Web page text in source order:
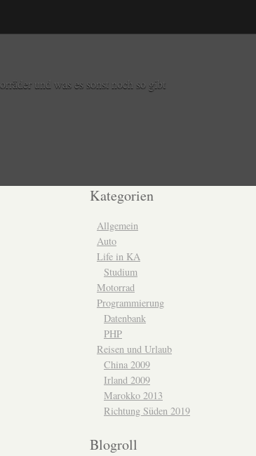
und was es sonst noch so gibt
Kategorien
Allgemein
Auto
Life in KA
Studium
Motorrad
Programmierung
Datenbank
PHP
Reisen und Urlaub
China 2009
Irland 2009
Marokko 2013
Richtung Süden 2019
Blogroll